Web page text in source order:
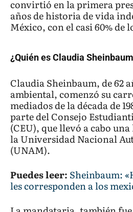
convirtió en la primera
años de historia de vida
México, con el casi 60% de
¿Quién es Claudia
Claudia Sheinbaum, de 62
ambiental, comenzó su
mediados de la década de
parte del Consejo
(CEU), que llevó a cabo
la Universidad Nacional
(UNAM).
Puedes leer: Sheinbaum:
les corresponden a los